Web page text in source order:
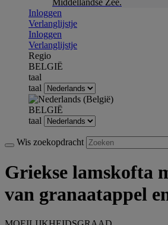
Middellandse Zee.
Inloggen
Verlanglijstje
Inloggen
Verlanglijstje
Regio
BELGIË
taal
taal
BELGIË
taal
Wis zoekopdracht
Griekse lamskofta
van granaatappel